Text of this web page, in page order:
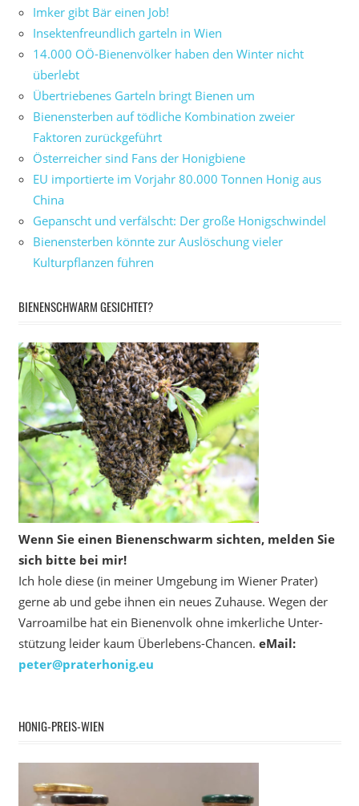
Imker gibt Bär einen Job!
Insektenfreundlich garteln in Wien
14.000 OÖ-Bienenvölker haben den Winter nicht
überlebt
Übertriebenes Garteln bringt Bienen um
Bienensterben auf tödliche Kombination zweier
Faktoren zurückgeführt
Österreicher sind Fans der Honigbiene
EU importierte im Vorjahr 80.000 Tonnen Honig aus
China
Gepanscht und verfälscht: Der große Honigschwindel
Bienensterben könnte zur Auslöschung vieler
Kulturpflanzen führen
BIENENSCHWARM GESICHTET?
Wenn Sie einen Bienenschwarm sichten, melden Sie
sich bitte bei mir!
Ich hole diese (in meiner Umgebung im Wiener Prater)
gerne ab und gebe ihnen ein neues Zuhause. Wegen der
Varroamilbe hat ein Bienenvolk ohne imkerliche Unter­
stützung leider kaum Überlebens-Chancen. eMail:
peter@praterhonig.eu
HONIG-PREIS-WIEN